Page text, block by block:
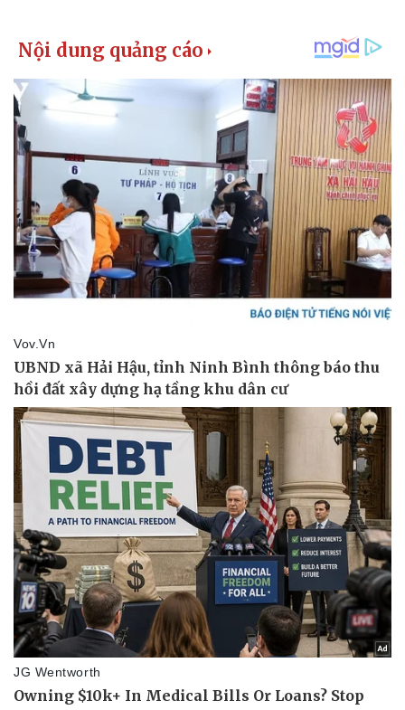
Kinh tế
Bất động sản
Khởi nghiệp
Thị trường
Giá vàng
Tiêu dùng
Tỷ giá
Chứng khoán
Giá cà phê